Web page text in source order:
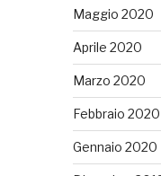
Maggio 2020
Aprile 2020
Marzo 2020
Febbraio 2020
Gennaio 2020